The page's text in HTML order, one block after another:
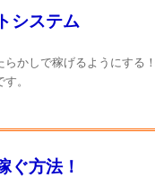
システム
かしで稼げるようにする！
。
ぐ方法！